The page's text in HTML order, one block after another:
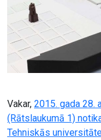
Vakar, 2015. gada 28.
(Rātslaukumā 1)
Tehniskās